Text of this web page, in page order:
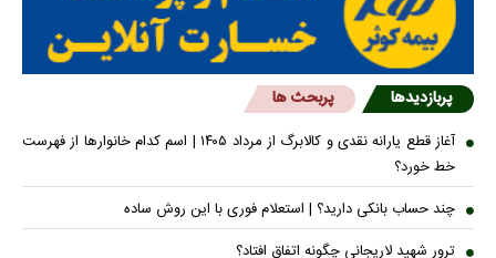
پربازدیدها پربحث ها
آغاز قطع یارانه نقدی و کالابرگ از مرداد ۱۴۰۵ | اسم کدام خانوار‌ها از فهرست
خط خورد؟
چند حساب بانکی دارید؟ | استعلام فوری با این روش ساده
ترور شهید لاریجانی چگونه اتفاق افتاد؟